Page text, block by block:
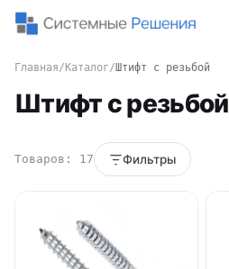
Главная/ Каталог/Штифт с резьбой
Штифт с резьбой
Товаров: 17 Фильтры